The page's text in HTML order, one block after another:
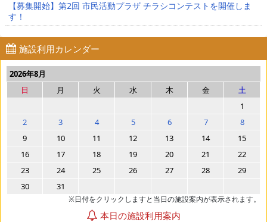
【募集開始】第2回 市民活動プラザ チラシコンテストを開催しま
す！
施設利用カレンダー
2026年8月
日
月 火 水 木 金
土
1
2
3 4 5 6 7
8
9
10 11 12 13 14
15
16
17 18 19 20 21
22
23
24 25 26 27 28
29
30
31
※日付をクリックしますと当日の施設案内が表示されます。
本日の施設利用案内